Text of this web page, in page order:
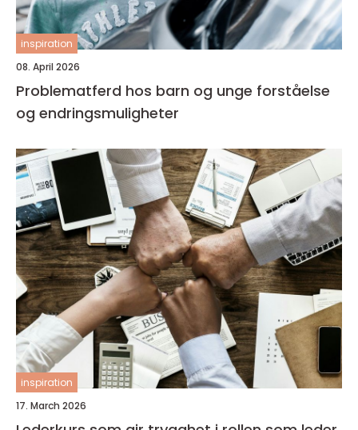
inspiration
08. April 2026
Problematferd hos barn og unge forståelse
og endringsmuligheter
inspiration
17. March 2026